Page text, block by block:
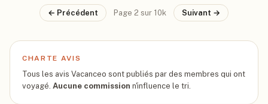
← Précédent Page 2 sur 10k Suivant →
CHARTE AVIS
Tous les avis Vacanceo sont publiés par des membres qui ont
voyagé. Aucune commission n'influence le tri.